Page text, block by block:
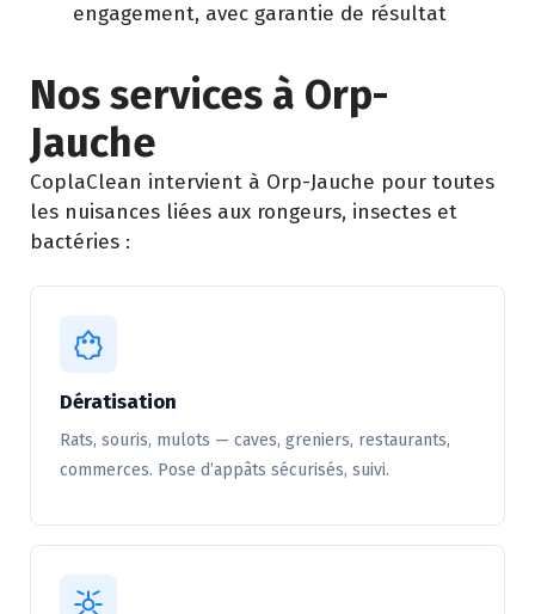
engagement, avec garantie de résultat
Nos services à Orp-
Jauche
CoplaClean intervient à Orp-Jauche pour toutes
les nuisances liées aux rongeurs, insectes et
bactéries :
Dératisation
Rats, souris, mulots — caves, greniers, restaurants,
commerces. Pose d’appâts sécurisés, suivi.